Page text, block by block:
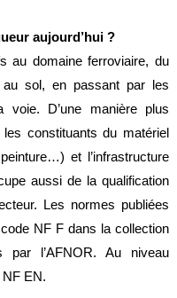
aujourd’hui ?
au domaine ferroviaire, du
sol, en passant par les
D’une manière plus
constituants du matériel
et l’infrastructure
aussi de la qualification
Les normes publiées
NF F dans la collection
par l’AFNOR. Au niveau
EN.